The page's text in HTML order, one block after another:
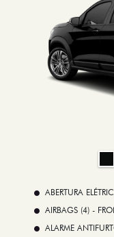
ABERTURA
AIRBAGS (4) -
ALARME